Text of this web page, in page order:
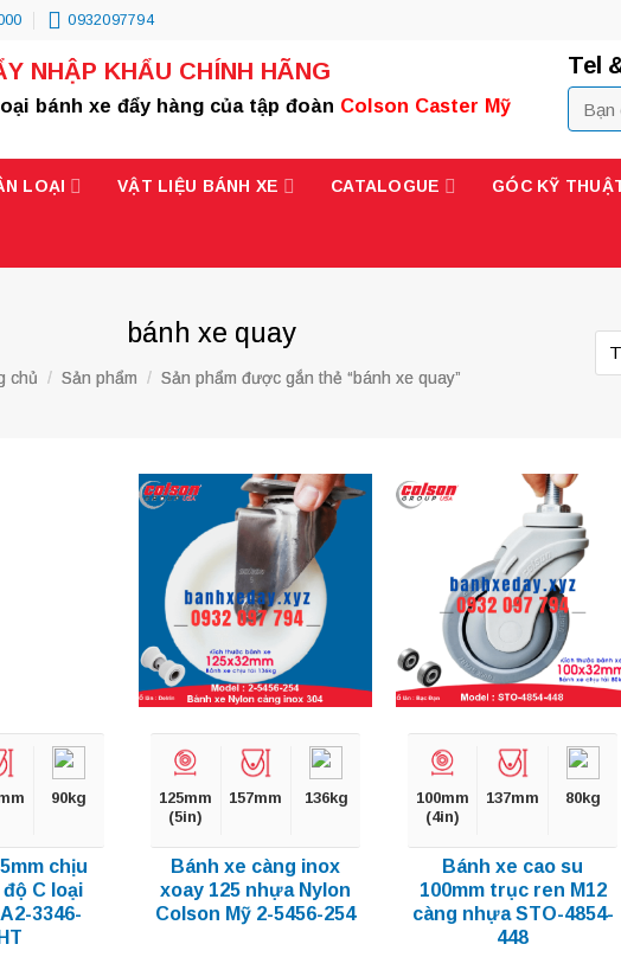
0932097794
NHẬP KHẨU CHÍNH HÃNG
bánh xe đẩy hàng của tập đoàn Colson Caster Mỹ
Tel
LOẠI VẬT LIỆU BÁNH XE CATALOGUE GÓC KỸ
bánh xe quay
chủ / Sản phẩm / Sản phẩm được gắn thẻ “bánh xe quay”
90kg
chịu
C loại
3346-
125mm
(5in)
157mm 136kg
Bánh xe càng inox
xoay 125 nhựa Nylon
Colson Mỹ 2-5456-254
100mm
(4in)
137mm 80kg
Bánh xe cao su
100mm trục ren M12
càng nhựa STO-4854-
448